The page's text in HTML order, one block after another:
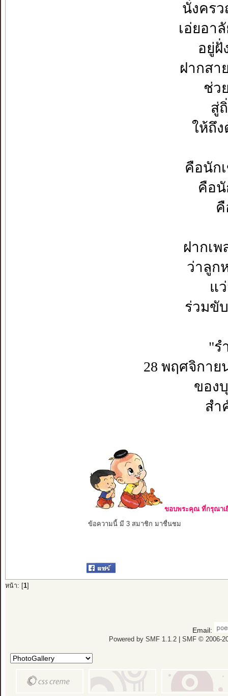
นั่งคร
เอ่ยอา
อยู่ฝั่
ฝากสา
ช่ว
สู่
ให้ถึ
คือนัก
คือนั
คื
ฝากเ
ว่าลูก
แ
ร่วมขั
"ร
28 พฤศจิกา
ของ
สำ
ขอบพระคุณ ที่กรุณาเ
ข้อความนี้ มี 3 สมาชิก มาชื่นชม
หน้า: [ 1]
Email:
Powered by SMF 1.1.2| SMF © 2006-